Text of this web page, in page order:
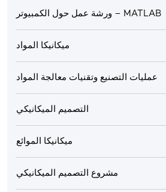
ورشة عمل حول الكمبيوتر – MATLAB
ميكانيكا المواد
عمليات التصنيع وتقنيات معالجة المواد
التصميم الميكانيكي
ميكانيكا الموائع
مشروع التصميم الميكانيكي